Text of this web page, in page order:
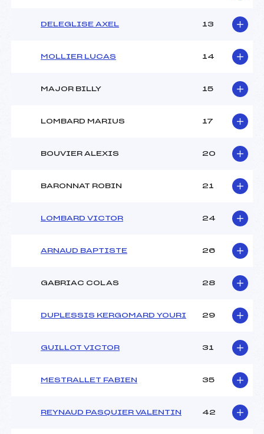
DELEGLISE AXEL 13
MOLLIER LUCAS 14
MAJOR BILLY 15
LOMBARD MARIUS 17
BOUVIER ALEXIS 20
BARONNAT ROBIN 21
LOMBARD VICTOR 24
ARNAUD BAPTISTE 26
GABRIAC COLAS 28
DUPLESSIS KERGOMARD YOURI 29
GUILLOT VICTOR 31
MESTRALLET FABIEN 35
REYNAUD PASQUIER VALENTIN 42